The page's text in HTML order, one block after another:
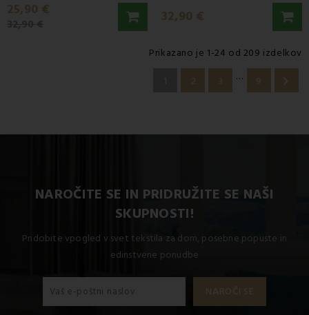
25,90 € 32,90 €
Prikazano je 1-24 od 209 izdelkov
2 3 … 9 
NAROČITE SE IN PRIDRUŽITE SE NAŠI
SKUPNOSTI!
Pridobite vpogled v svet tekstila za dom, posebne popuste in
edinstvene ponudbe